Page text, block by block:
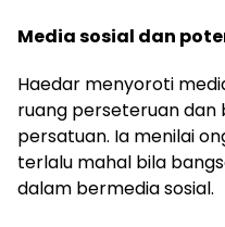
Media sosial dan
Haedar menyoroti
ruang perseteruan
persatuan. Ia menilai
terlalu mahal bila
dalam bermedia sosial.